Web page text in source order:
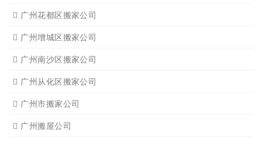
广州花都区搬家公司
广州增城区搬家公司
广州南沙区搬家公司
广州从化区搬家公司
广州市搬家公司
广州搬屋公司